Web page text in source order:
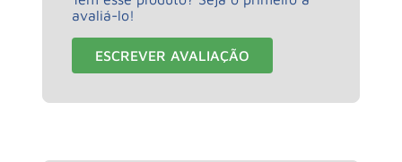
avaliá-lo!
ESCREVER AVALIAÇÃO